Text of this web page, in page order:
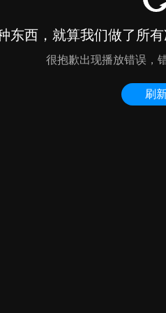
东西，就算我们做了所
很抱歉出现播放错误，
刷